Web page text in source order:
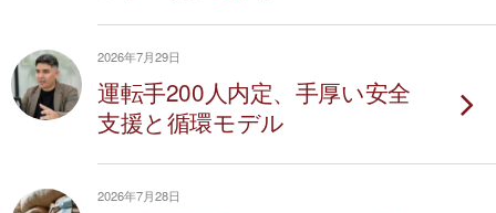
2026年7月29日
運転手200人内定、手厚い安全
支援と循環モデル
2026年7月28日